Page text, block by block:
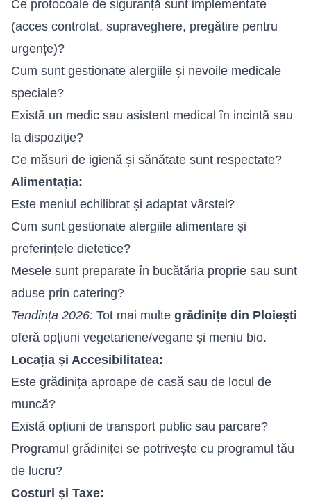
Ce protocoale de siguranță sunt implementate
(acces controlat, supraveghere, pregătire pentru
urgențe)?
Cum sunt gestionate alergiile și nevoile medicale
speciale?
Există un medic sau asistent medical în incintă sau
la dispoziție?
Ce măsuri de igienă și sănătate sunt respectate?
Alimentația:
Este meniul echilibrat și adaptat vârstei?
Cum sunt gestionate alergiile alimentare și
preferințele dietetice?
Mesele sunt preparate în bucătăria proprie sau sunt
aduse prin catering?
Tendința 2026: Tot mai multe grădinițe din Ploiești
oferă opțiuni vegetariene/vegane și meniu bio.
Locația și Accesibilitatea:
Este grădinița aproape de casă sau de locul de
muncă?
Există opțiuni de transport public sau parcare?
Programul grădiniței se potrivește cu programul tău
de lucru?
Costuri și Taxe: